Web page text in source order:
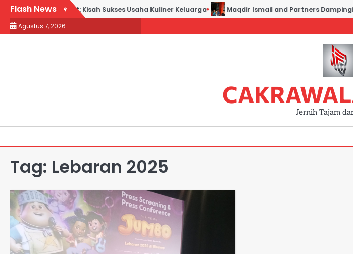
Skip
content
Flash News
Goreng H. Slamet: Kisah Sukses Usaha Kuliner Keluarga Maqdir Ismail and Partners Dampingi
Agustus 7, 2026
Jernih Tajam
Tag: Lebaran 2025